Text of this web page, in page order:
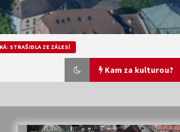
STRAŠIDLA ZE ZÁLESÍ
Kam za kulturou?